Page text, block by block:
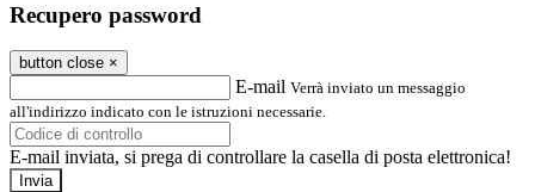
Recupero password
button close ×
E-mail Verrà inviato un messaggio
all'indirizzo indicato con le istruzioni necessarie.
E-mail inviata, si prega di controllare la casella di posta elettronica!